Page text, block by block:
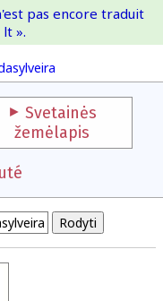
IOI
pas encore traduit
».
Svetainės
žemėlapis